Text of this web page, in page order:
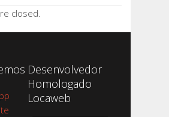
closed.
Desenvolvedor
Homologado
Locaweb